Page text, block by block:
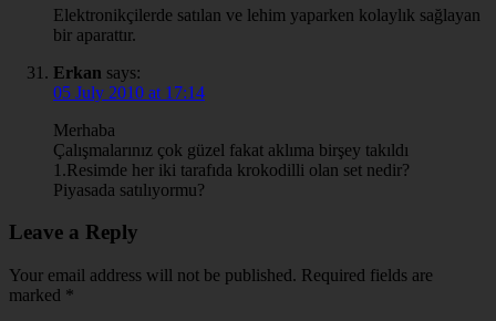
Elektronikçilerde satılan ve lehim yaparken kolaylık sağlayan
bir aparattır.
Erkan says:
05 July 2010 at 17:14
Merhaba
Çalışmalarınız çok güzel fakat aklıma birşey takıldı
1.Resimde her iki tarafıda krokodilli olan set nedir?
Piyasada satılıyormu?
Leave a Reply
Your email address will not be published. Required fields are
marked *